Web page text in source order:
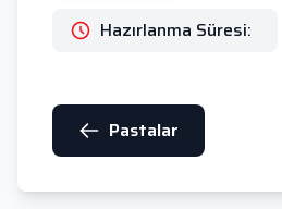
Hazırlanma Süresi:
Pastalar